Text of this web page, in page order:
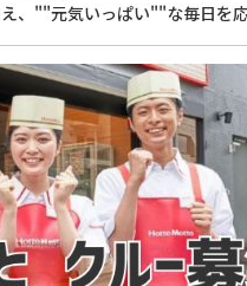
、""元気いっぱい""な毎日を